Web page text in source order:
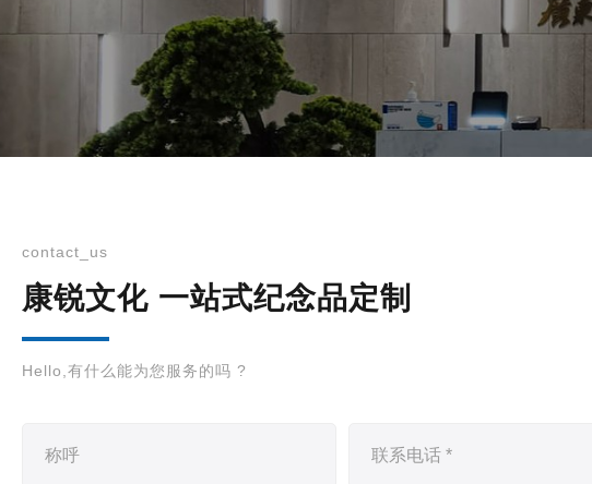
contact_us
康锐文化 一站式纪念品定制
Hello,有什么能为您服务的吗 ?